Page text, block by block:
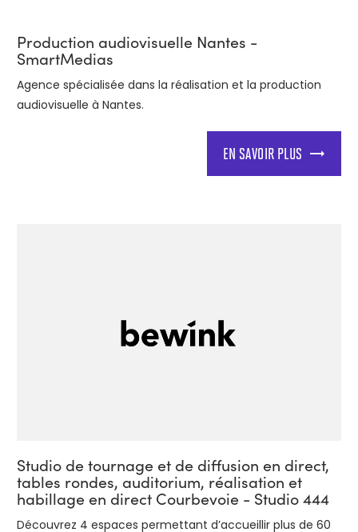
Production audiovisuelle Nantes -
SmartMedias
Agence spécialisée dans la réalisation et la production
audiovisuelle à Nantes.
EN SAVOIR PLUS
Studio de tournage et de diffusion en direct,
tables rondes, auditorium, réalisation et
habillage en direct Courbevoie - Studio 444
Découvrez 4 espaces permettant d’accueillir plus de 60